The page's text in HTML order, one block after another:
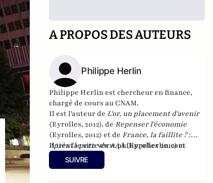
A PROPOS DES AUTEURS
Philippe Herlin
Philippe Herlin est chercheur en finance,
chargé de cours au CNAM.
Il est l'auteur de L'or, un placement d'avenir
(Eyrolles, 2012), de Repenser l'économie
(Eyrolles, 2012) et de France, la faillite ? :
Après la perte du AAA(Eyrolles 2012)et
de
La révolution du Bitcoin et des monnaies
complémentaires : une solution pour
Il tient le sitewww.philippeherlin.com
SUIVRE